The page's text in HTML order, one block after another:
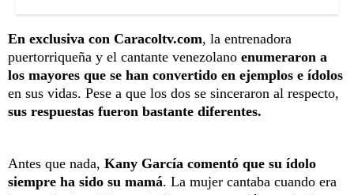
En exclusiva con Caracoltv.com, la entrenadora
puertorriqueña y el cantante venezolano enumeraron a
los mayores que se han convertido en ejemplos e ídolos
en sus vidas. Pese a que los dos se sinceraron al respecto,
sus respuestas fueron bastante diferentes.
Antes que nada, Kany García comentó que su ídolo
siempre ha sido su mamá. La mujer cantaba cuando era